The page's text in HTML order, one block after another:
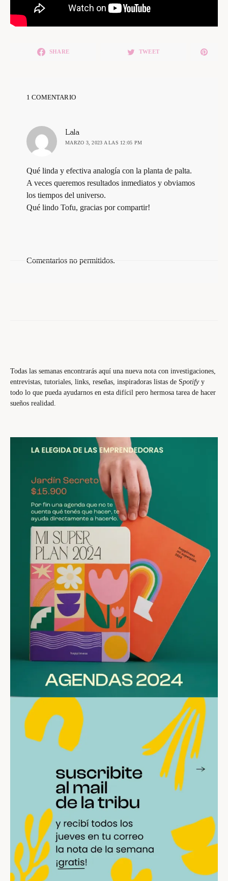
SHARE TWEET
1 COMENTARIO
Lala
MARZO 3, 2023 A LAS 12:05 PM
Qué linda y efectiva analogía con la planta de palta.
A veces queremos resultados inmediatos y obviamos
los tiempos del universo.
Qué lindo Tofu, gracias por compartir!
Comentarios no permitidos.
Todas las semanas encontrarás aquí una nueva nota con investigaciones,
entrevistas, tutoriales, links, reseñas, inspiradoras listas de Spotify y
todo lo que pueda ayudarnos en esta difícil pero hermosa tarea de hacer
sueños realidad.